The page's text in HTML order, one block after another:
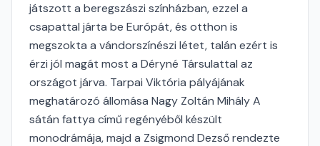
játszott a beregszászi színházban, ezzel a
csapattal járta be Európát, és otthon is
megszokta a vándorszínészi létet, talán ezért is
érzi jól magát most a Déryné Társulattal az
országot járva. Tarpai Viktória pályájának
meghatározó állomása Nagy Zoltán Mihály A
sátán fattya című regényéből készült
monodrámája, majd a Zsigmond Dezső rendezte